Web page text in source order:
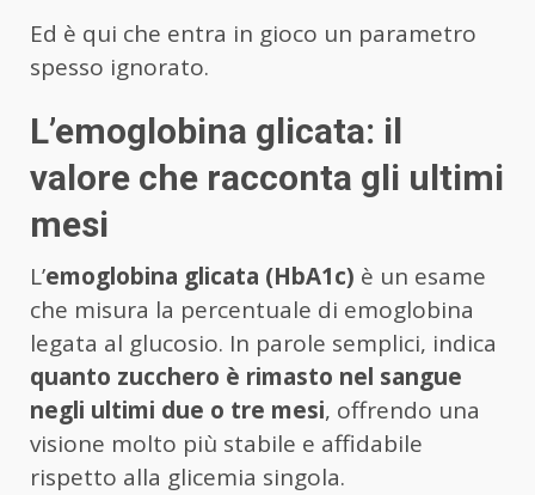
Ed è qui che entra in gioco un parametro
spesso ignorato.
L’emoglobina glicata: il
valore che racconta gli ultimi
mesi
L’emoglobina glicata (HbA1c) è un esame
che misura la percentuale di emoglobina
legata al glucosio. In parole semplici, indica
quanto zucchero è rimasto nel sangue
negli ultimi due o tre mesi, offrendo una
visione molto più stabile e affidabile
rispetto alla glicemia singola.